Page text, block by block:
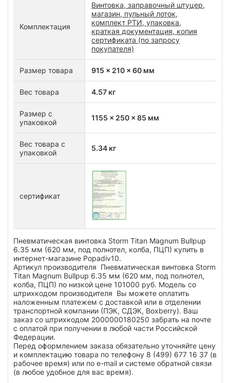
Комплектация
Винтовка, заправочный штуцер,
магазин, пульный лоток,
комплект РТИ, упаковка,
краткая документация, копия
сертификата (по запросу
покупателя)
Размер товара 915 x 210 x 60 мм
Вес товара 4.57 кг
Размер с
упаковкой
1155 x 250 x 85 мм
Вес товара с
упаковкой
5.34 кг
сертификат
Пневматическая винтовка Storm Titan Magnum Bullpup
6.35 мм (620 мм, под полнотел, колба, ПЦП) купить в
интернет-магазине Popadiv10.
Артикул производителя Пневматическая винтовка Storm
Titan Magnum Bullpup 6.35 мм (620 мм, под полнотел,
колба, ПЦП) по низкой цене 101000 руб. Модель со
штрихкодом производителя Вы можете оплатить
наложенным платежем с доставкой или в отделении
транспортной компании (ПЭК, СДЭК, Boxberry). Ваш
заказ со штрихкодом 2000000180250 забрать на почте
с оплатой при получении в любой части Российской
Федерации.
Перед оформлением заказа обязательно уточняйте цену
и комплектацию товара по телефону 8 (499) 677 16 37 (в
рабочее время) или по e-mail и системе обратной связи
(в любое удобное для вас время).